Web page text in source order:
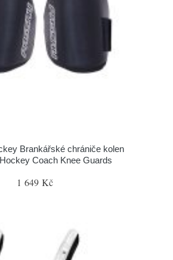
Brankářské chrániče kolen
Coach Knee Guards
1 649 Kč